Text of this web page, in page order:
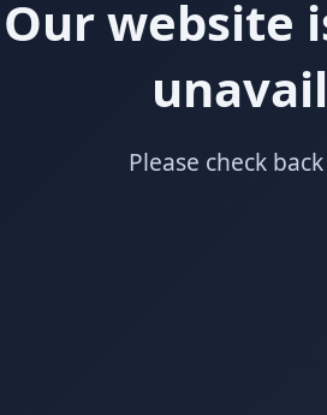
Our website
Please check